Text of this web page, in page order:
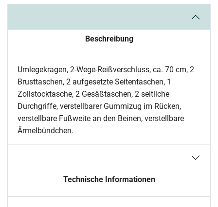
Beschreibung
Umlegekragen, 2-Wege-Reißverschluss, ca. 70 cm, 2
Brusttaschen, 2 aufgesetzte Seitentaschen, 1
Zollstocktasche, 2 Gesäßtaschen, 2 seitliche
Durchgriffe, verstellbarer Gummizug im Rücken,
verstellbare Fußweite an den Beinen, verstellbare
Ärmelbündchen.
Technische Informationen